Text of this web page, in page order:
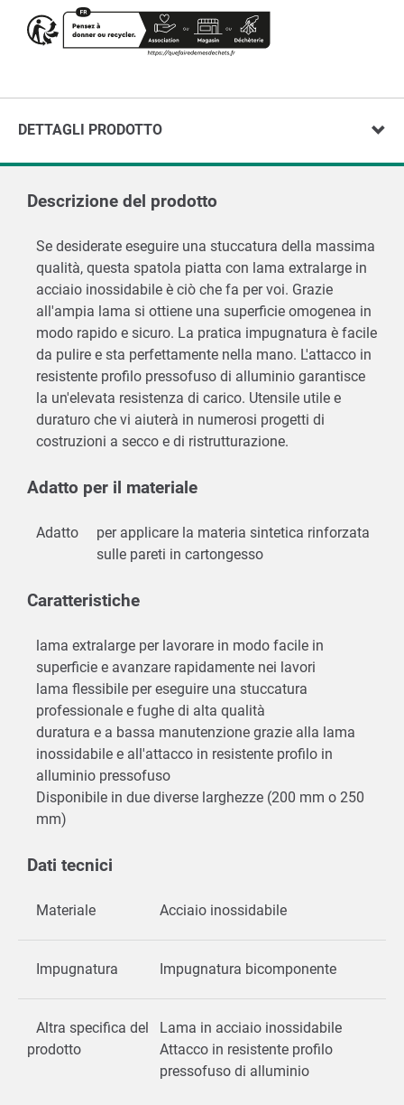
DETTAGLI PRODOTTO
Descrizione del prodotto
Se desiderate eseguire una stuccatura della massima
qualità, questa spatola piatta con lama extralarge in
acciaio inossidabile è ciò che fa per voi. Grazie
all'ampia lama si ottiene una superficie omogenea in
modo rapido e sicuro. La pratica impugnatura è facile
da pulire e sta perfettamente nella mano. L'attacco in
resistente profilo pressofuso di alluminio garantisce
la un'elevata resistenza di carico. Utensile utile e
duraturo che vi aiuterà in numerosi progetti di
costruzioni a secco e di ristrutturazione.
Adatto per il materiale
Adatto
per applicare la materia sintetica rinforzata
sulle pareti in cartongesso
Caratteristiche
lama extralarge per lavorare in modo facile in
superficie e avanzare rapidamente nei lavori
lama flessibile per eseguire una stuccatura
professionale e fughe di alta qualità
duratura e a bassa manutenzione grazie alla lama
inossidabile e all'attacco in resistente profilo in
alluminio pressofuso
Disponibile in due diverse larghezze (200 mm o 250
mm)
Dati tecnici
Materiale Acciaio inossidabile
Impugnatura Impugnatura bicomponente
Altra specifica del
prodotto
Lama in acciaio inossidabile
Attacco in resistente profilo
pressofuso di alluminio